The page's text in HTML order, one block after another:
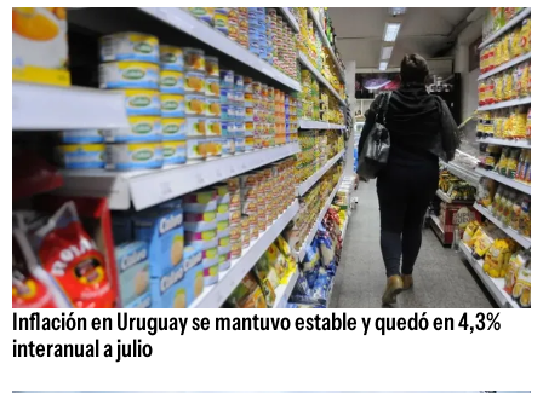
Inflación en Uruguay se mantuvo estable y quedó en 4,3%
interanual a julio